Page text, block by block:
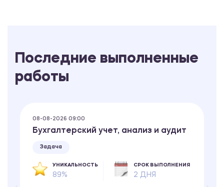
Последние выполненные
работы
08-08-2026 09:00
Бухгалтерский учет, анализ и аудит
Задача
УНИКАЛЬНОСТЬ
89%
СРОК ВЫПОЛНЕНИЯ
2 ДНЯ